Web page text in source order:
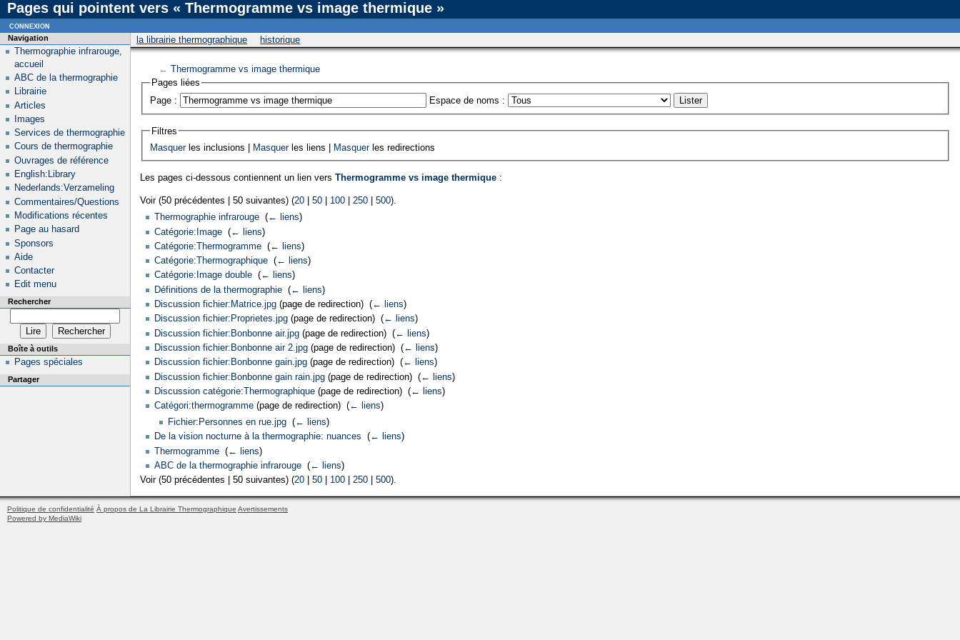
Pages qui pointent vers « Thermogramme vs image thermique »
la librairie thermographique historique
← Thermogramme vs image thermique
Pages liées
Page :
Espace de noms :
Filtres
Masquerles inclusions | Masquerles liens | Masquerles redirections
Les pages ci-dessous contiennent un lien vers Thermogramme vs image thermique :
Voir (50 précédentes | 50 suivantes) (20 50 100 250 500).
Thermographie infrarouge‎ (← liens)
Catégorie:Image‎ (← liens)
Catégorie:Thermogramme‎ (← liens)
Catégorie:Thermographique‎ (← liens)
Catégorie:Image double‎ (← liens)
Définitions de la thermographie‎ (← liens)
Discussion fichier:Matrice.jpg(page de redirection) ‎ (← liens)
Discussion fichier:Proprietes.jpg(page de redirection) ‎ (← liens)
Discussion fichier:Bonbonne air.jpg(page de redirection) ‎ (← liens)
Discussion fichier:Bonbonne air 2.jpg(page de redirection) ‎ (← liens)
Discussion fichier:Bonbonne gain.jpg(page de redirection) ‎ (← liens)
Discussion fichier:Bonbonne gain rain.jpg(page de redirection) ‎ (← liens)
Discussion catégorie:Thermographique(page de redirection) ‎ (← liens)
Catégori:thermogramme(page de redirection) ‎ (← liens)
Fichier:Personnes en rue.jpg (← liens)
De la vision nocturne à la thermographie: nuances (← liens)
Thermogramme‎ (← liens)
ABC de la thermographie infrarouge‎ (← liens)
Voir (50 précédentes | 50 suivantes) (20 50 100 250 500).
Navigation
Thermographie infrarouge,
accueil
ABC de la thermographie
Librairie
Articles
Images
Services de thermographie
Cours de thermographie
Ouvrages de référence
English:Library
Nederlands:Verzameling
Commentaires/Questions
Modifications récentes
Page au hasard
Sponsors
Aide
Contacter
Edit menu
Rechercher
Boîte à outils
Pages spéciales
Partager
connexion
Politique de confidentialité À propos de La Librairie Thermographique Avertissements
Powered by MediaWiki